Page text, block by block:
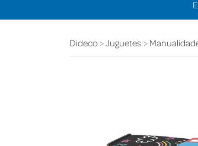
Dideco Juguetes